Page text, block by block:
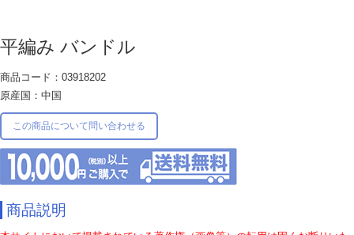
平編み バンドル
商品コード：03918202
原産国：中国
この商品について問い合わせる
商品説明